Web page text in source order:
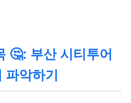
🤔: 부산 시티투어
악하기